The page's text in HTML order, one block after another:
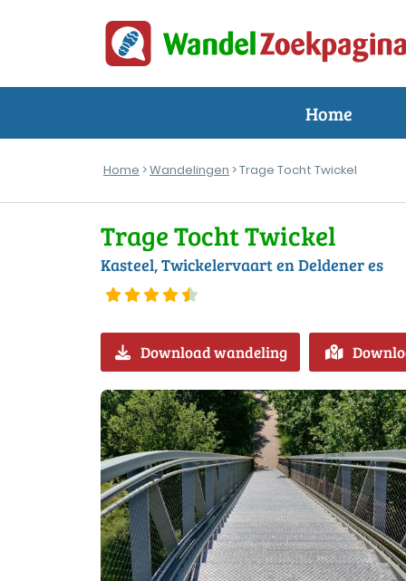
Home
Home >Wandelingen > Trage Tocht Twickel
Trage Tocht Twickel
Kasteel, Twickelervaart en Deldener es
Download wandeling